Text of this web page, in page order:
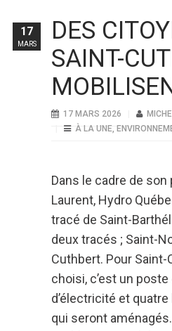
DES
SAINT-
17 MARS 2026
À LA UNE,
Dans le cadre de
Laurent, Hydro
tracé de Saint-
deux tracés ; Saint-
Cuthbert. Pour
choisi, c’est un
d’électricité et
qui seront
17
MARS